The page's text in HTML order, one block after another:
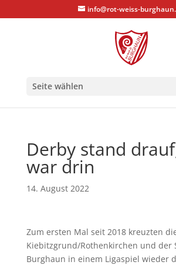
info@rot-weiss-
Seite wählen
Derby stand
war drin
14. August 2022
Zum ersten Mal seit 2018 kreuzten
Kiebitzgrund/Rothenkirchen und der
Burghaun in einem Ligaspiel wieder